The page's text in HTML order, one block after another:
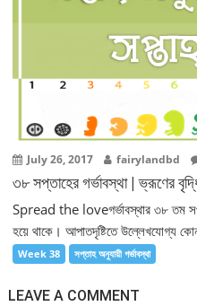
July 26, 2017 fairylandbd
৩৮ সপ্তাহের গর্ভাবস্থা | ভ্রূণের
Spread the loveগর্ভাবস্থার ৩৮ তম
হয়ে থাকে। আপাতদৃষ্টিতে উল্লেখযোগ্য
Week 38 সপ্তাহ অনুযায়ী গর্ভাবস্থা
LEAVE A COMMENT